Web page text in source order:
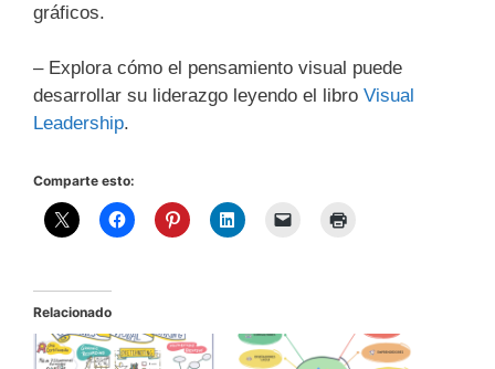
gráficos.
– Explora cómo el pensamiento visual puede
desarrollar su liderazgo leyendo el libro Visual
Leadership.
Comparte esto:
Relacionado